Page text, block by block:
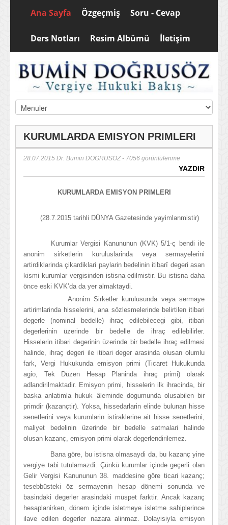
Ana Sayfa Özgeçmiş Soru - Cevap
Ders Notları Resim Albümü İletişim
KURUMLARDA EMISYON PRIMLERI
28.07.2015 Dr. Bumin DOGRUSÖZ- 7056 görüntülenme
YAZDIR
KURUMLARDA EMISYON PRIMLERI
(28.7.2015 tarihli DÜNYA Gazetesinde yayimlanmistir)
Kurumlar Vergisi Kanununun (KVK) 5/1-ç bendi ile
anonim sirketlerin kuruluslarinda veya sermayelerini
artirdiklarinda çikardiklari paylarin bedelinin itibarî degeri asan
kismi kurumlar vergisinden istisna edilmistir. Bu istisna daha
önce eski KVK’da da yer almaktaydi.
Anonim Sirketler kurulusunda veya sermaye
artirimlarinda hisselerini, ana sözlesmelerinde belirtilen itibari
degerle (nominal bedelle) ihraç edilebilecegi gibi, itibari
degerlerinin üzerinde bir bedelle de ihraç edilebilirler.
Hisselerin itibari degerinin üzerinde bir bedelle ihraç edilmesi
halinde, ihraç degeri ile itibari deger arasinda olusan olumlu
fark, Vergi Hukukunda emisyon primi (Ticaret Hukukunda
agio, Tek Düzen Hesap Planinda ihraç primi) olarak
adlandirilmaktadir. Emisyon primi, hisselerin ilk ihracinda, bir
baska anlatimla hukuk âleminde dogumunda olusabilen bir
primdir (kazançtir). Yoksa, hissedarlarin elinde bulunan hisse
senetlerini veya kurumlarin istiraklerine ait hisse senetlerini,
maliyet bedelinin üzerinde bir bedelle satmalari halinde
olusan kazanç, emisyon primi olarak degerlendirilemez.
Bana göre, bu istisna olmasaydi da, bu kazanç yine
vergiye tabi tutulamazdi. Çünkü kurumlar içinde geçerli olan
Gelir Vergisi Kanununun 38. maddesine göre ticari kazanç;
tesebbüsteki öz sermayenin hesap dönemi sonunda ve
basindaki degerler arasindaki müspet farktir. Ancak kazanç
hesaplanirken, dönem içinde isletmeye isletme sahiplerince
ilave edilen degerler nazara alinmaz. Dolayisiyla emisyon